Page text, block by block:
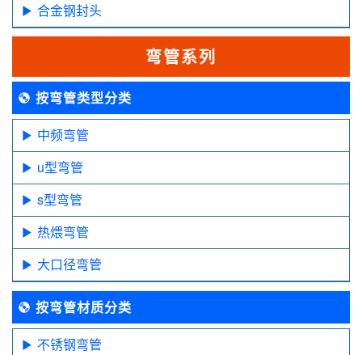
合金钢封头
弯管系列
按弯管类型分类
中频弯管
u型弯管
s型弯管
热煨弯管
大口径弯管
按弯管材质分类
不锈钢弯管